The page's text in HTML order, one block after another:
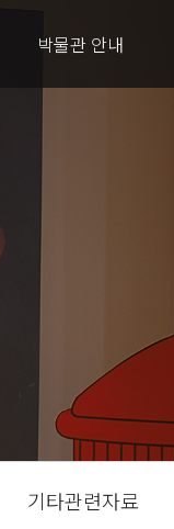
박물관 안내
기타관련자료